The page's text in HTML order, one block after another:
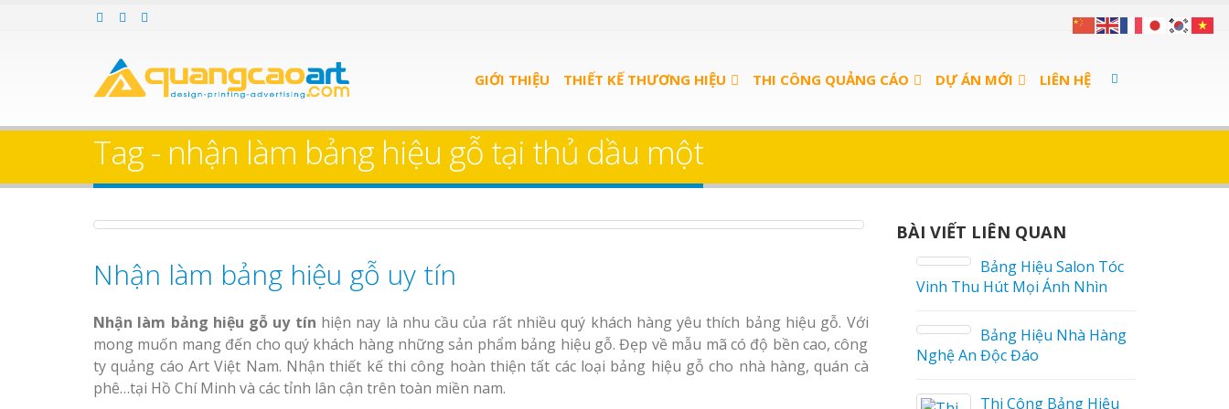
GIỚI THIỆU THIẾT KẾ THƯƠNG HIỆU THI CÔNG QUẢNG CÁO DỰ ÁN MỚI LIÊN HỆ
Tag - nhận làm bảng hiệu gỗ tại thủ dầu một
Nhận làm bảng hiệu gỗ uy tín
Nhận làm bảng hiệu gỗ uy tín hiện nay là nhu cầu của rất nhiều quý khách hàng yêu thích bảng hiệu gỗ. Với
mong muốn mang đến cho quý khách hàng những sản phẩm bảng hiệu gỗ. Đẹp về mẫu mã có độ bền cao, công
ty quảng cáo Art Việt Nam. Nhận thiết kế thi công hoàn thiện tất các loại bảng hiệu gỗ cho nhà hàng, quán cà
phê…tại Hồ Chí Minh và các tỉnh lân cận trên toàn miền nam.
BÀI VIẾT LIÊN QUAN
Bảng Hiệu Salon Tóc
Vinh Thu Hút Mọi Ánh Nhìn
Bảng Hiệu Nhà Hàng
Nghệ An Độc Đáo
Làm bảng hiệu gỗ tại
Nha Trang
Làm bảng hiệu trà sữa
Bình Dương
Bảng Hiệu Salon Tóc
Vinh Thu Hút Mọi Ánh Nhìn
Bảng Hiệu Nhà Hàng
Nghệ An Độc Đáo
Thi Công Bảng Hiệu
Làm bảng hiệu gỗ tại
Nha Trang
Bảng gỗ treo cửa
Làm Biển Hiệu Quán
Cà Phê Bình Dương Trọn Gói
Làm bảng hiệu trà
sữa Bình Dương
Thuận An Bình
Thi công biển quảng
cáo Thuận An Bình
Dương
Vinh Thu Hút Mọi Ánh Nhìn
Bảng Hiệu Nhà Hàng
Nghệ An Độc Đáo
Trọn Gói Nghệ An